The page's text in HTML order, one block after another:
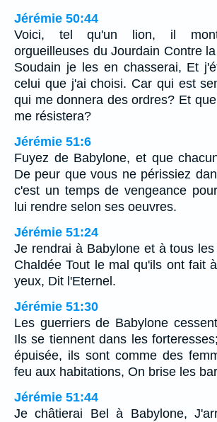
Jérémie 50:44
Voici, tel qu'un lion, il
orgueilleuses du Jourdain Contre
Soudain je les en chasserai, Et
celui que j'ai choisi. Car qui est
qui me donnera des ordres? Et
me résistera?
Jérémie 51:6
Fuyez de Babylone, et que
De peur que vous ne périssiez
c'est un temps de vengeance
lui rendre selon ses oeuvres.
Jérémie 51:24
Je rendrai à Babylone et à tous
Chaldée Tout le mal qu'ils ont fait
yeux, Dit l'Eternel.
Jérémie 51:30
Les guerriers de Babylone
Ils se tiennent dans les
épuisée, ils sont comme des
feu aux habitations, On brise les
Jérémie 51:44
Je châtierai Bel à Babylone,